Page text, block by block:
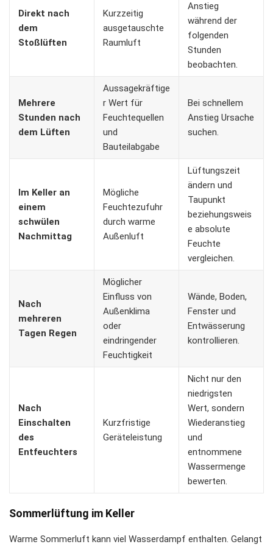
Direkt nach
dem
Stoßlüften
Kurzzeitig
ausgetauschte
Raumluft
Anstieg
während der
folgenden
Stunden
beobachten.
Mehrere
Stunden nach
dem Lüften
Aussagekräftige
r Wert für
Feuchtequellen
und
Bauteilabgabe
Bei schnellem
Anstieg Ursache
suchen.
Im Keller an
einem
schwülen
Nachmittag
Mögliche
Feuchtezufuhr
durch warme
Außenluft
Lüftungszeit
ändern und
Taupunkt
beziehungsweis
e absolute
Feuchte
vergleichen.
Nach
mehreren
Tagen Regen
Möglicher
Einfluss von
Außenklima
oder
eindringender
Feuchtigkeit
Wände, Boden,
Fenster und
Entwässerung
kontrollieren.
Nach
Einschalten
des
Entfeuchters
Kurzfristige
Geräteleistung
Nicht nur den
niedrigsten
Wert, sondern
Wiederanstieg
und
entnommene
Wassermenge
bewerten.
Sommerlüftung im Keller
Warme Sommerluft kann viel Wasserdampf enthalten. Gelangt